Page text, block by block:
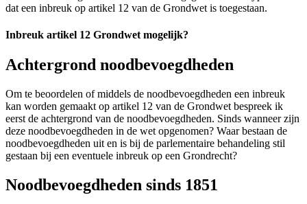
dat een inbreuk op artikel 12 van de Grondwet is toegestaan.
Inbreuk artikel 12 Grondwet mogelijk?
Achtergrond noodbevoegdheden
Om te beoordelen of middels de noodbevoegdheden een inbreuk
kan worden gemaakt op artikel 12 van de Grondwet bespreek ik
eerst de achtergrond van de noodbevoegdheden. Sinds wanneer zijn
deze noodbevoegdheden in de wet opgenomen? Waar bestaan de
noodbevoegdheden uit en is bij de parlementaire behandeling stil
gestaan bij een eventuele inbreuk op een Grondrecht?
Noodbevoegdheden sinds 1851